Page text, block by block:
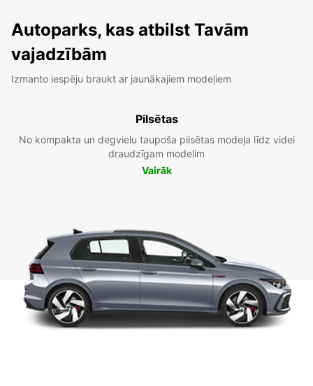
Autoparks, kas atbilst Tavām
vajadzībām
Izmanto iespēju braukt ar jaunākajiem modeļiem
Pilsētas
No kompakta un degvielu taupoša pilsētas modeļa līdz videi
draudzīgam modelim
Vairāk